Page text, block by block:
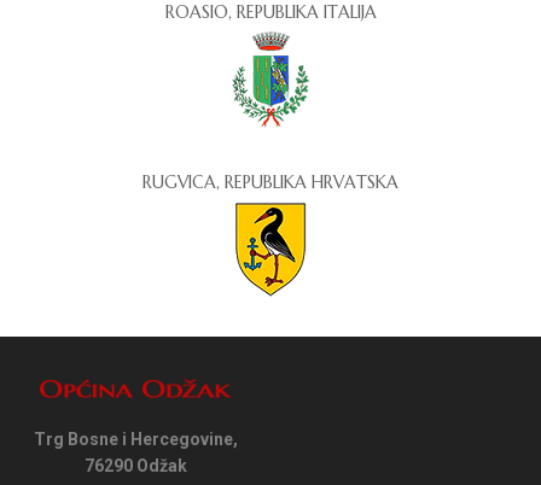
ROASIO, REPUBLIKA ITALIJA
RUGVICA, REPUBLIKA HRVATSKA
Trg Bosne i Hercegovine,
76290 Odžak